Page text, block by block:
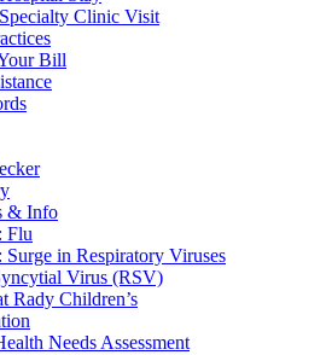
Clinic Visit
Bill
& Info
Flu
Surge in Respiratory Viruses
Virus (RSV)
Rady Children’s
Needs Assessment